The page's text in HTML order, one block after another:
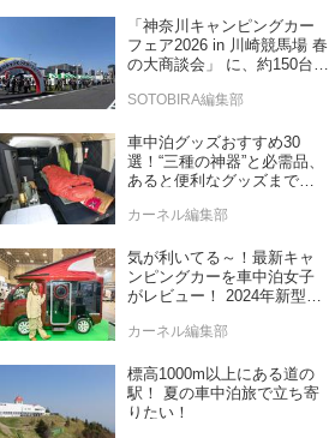
「神奈川キャンピングカー
フェア2026 in 川崎競馬場 春
の大商談会」 に、約150台の
SOTOBIRA編集部
車中泊グッズおすすめ30
選！“三種の神器”と必需品、
あると便利なグッズまで車
カーネル編集部
気が利いてる～！最新キャ
ンピングカーを車中泊女子
がレビュー！ 2024年新型モ
カーネル編集部
標高1000m以上にある道の
駅！ 夏の車中泊旅で立ち寄
りたい！